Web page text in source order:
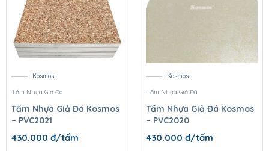
Kosmos
Tấm Nhựa Giả Đá
Tấm Nhựa Giả Đá Kosmos
– PVC2021
430.000 đ/tấm
Kosmos
Tấm Nhựa Giả Đá
Tấm Nhựa Giả Đá Kosmos
– PVC2020
430.000 đ/tấm